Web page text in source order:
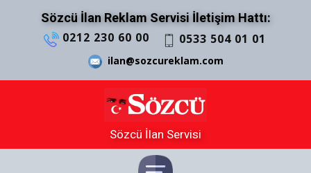
Sözcü İlan Reklam Servisi İletişim Hattı:
0212 230 60 00 0533 504 01 01
ilan@sozcureklam.com
Sözcü İlan Servisi